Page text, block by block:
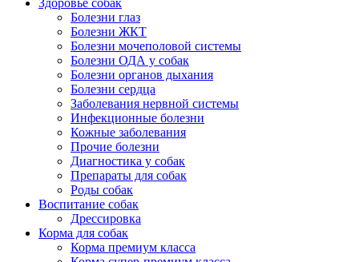
Здоровье собак
Болезни глаз
Болезни ЖКТ
Болезни мочеполовой системы
Болезни ОДА у собак
Болезни органов дыхания
Болезни сердца
Заболевания нервной системы
Инфекционные болезни
Кожные заболевания
Прочие болезни
Диагностика у собак
Препараты для собак
Роды собак
Воспитание собак
Дрессировка
Корма для собак
Корма премиум класса